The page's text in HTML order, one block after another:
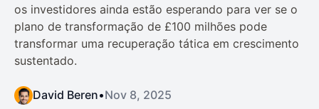
os investidores ainda estão esperando para ver se o
plano de transformação de £100 milhões pode
transformar uma recuperação tática em crescimento
sustentado.
David Beren•Nov 8, 2025